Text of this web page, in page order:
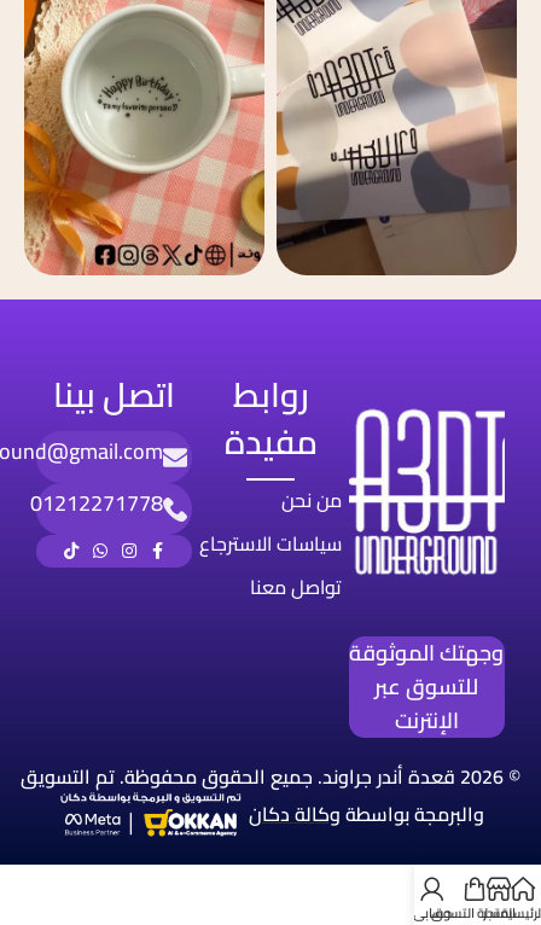
وجهتك الموثوقة
للتسوق عبر
الإنترنت
روابط
مفيدة
من نحن
سياسات الاسترجاع
تواصل معنا
اتصل بينا
01212271778
© 2026 قعدة أندر جراوند. جميع الحقوق محفوظة. تم التسويق
والبرمجة بواسطةوكالةدكان
المتجرسلة التسوقحسابي